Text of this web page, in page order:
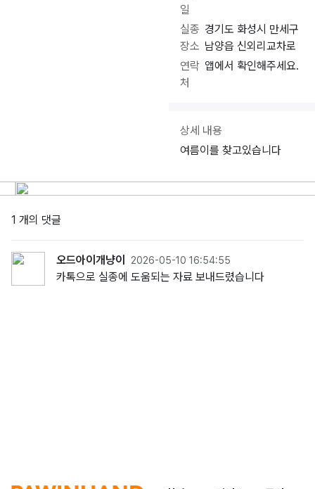
일
실종
장소
경기도 화성시 만세구
남양읍 신외리교차로
연락
처
앱에서 확인해주세요.
상세 내용
여름이를 찾고있습니다
1 개의 댓글
오드아이개냥이 2026-05-10 16:54:55
카톡으로 실종에 도움되는 자료 보내드렸습니다